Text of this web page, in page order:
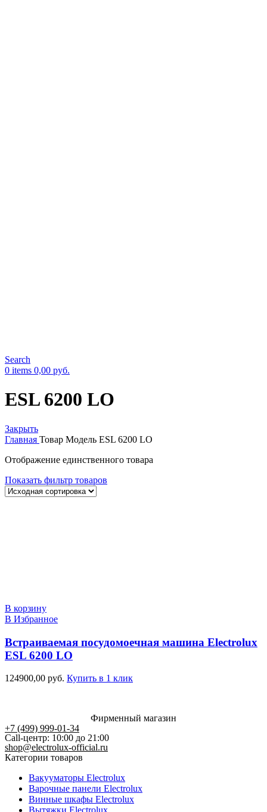
Search
0 items 0,00 руб.
ESL 6200 LO
Закрыть
Главная Товар Модель ESL 6200 LO
Отображение единственного товара
Показать фильтр товаров
В корзину
В Избранное
Встраиваемая посудомоечная машина Electrolux
ESL 6200 LO
124900,00 руб. Купить в 1 клик
Фирменный магазин
+7 (499) 999-01-34
Call-центр: 10:00 до 21:00
shop@electrolux-official.ru
Категории товаров
Вакууматоры Electrolux
Варочные панели Electrolux
Винные шкафы Electrolux